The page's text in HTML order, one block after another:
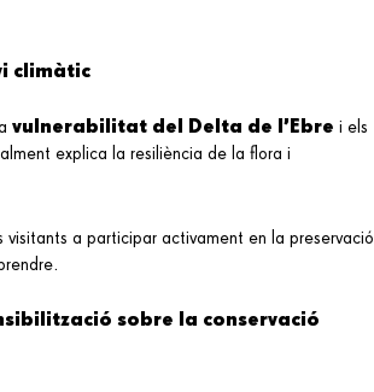
climàtic
vulnerabilitat del Delta de l’Ebre i els
explica la resiliència de la flora i
visitants a participar activament en la preservació
sobre la conservació